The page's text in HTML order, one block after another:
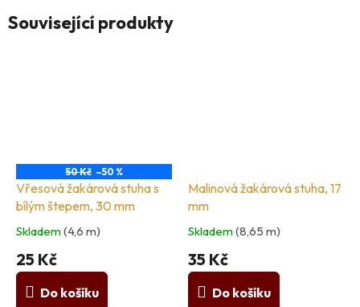
Související produkty
50 Kč –50 %
Vřesová žakárová stuha s
bílým štepem, 30 mm
Skladem(4,6 m)
25 Kč
Do košíku
Malinová žakárová stuha, 17
mm
Skladem(8,65 m)
35 Kč
Do košíku